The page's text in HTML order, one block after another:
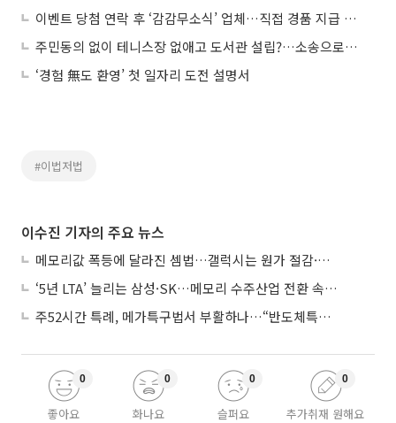
이벤트 당첨 연락 후 ‘감감무소식’ 업체…직접 경품 지급 요구할 수 있을까?
주민동의 없이 테니스장 없애고 도서관 설립?…소송으로 막을 수 있나
‘경험 無도 환영’ 첫 일자리 도전 설명서
#이법저법
이수진 기자의 주요 뉴스
메모리값 폭등에 달라진 셈법…갤럭시는 원가 절감·아이폰은 서비스 확대
‘5년 LTA’ 늘리는 삼성·SK…메모리 수주산업 전환 속 다른 셈법
주52시간 특례, 메가특구법서 부활하나…“반도체특별법 담겨야”
좋아요
0
화나요
0
슬퍼요
0
추가취재 원해요
0